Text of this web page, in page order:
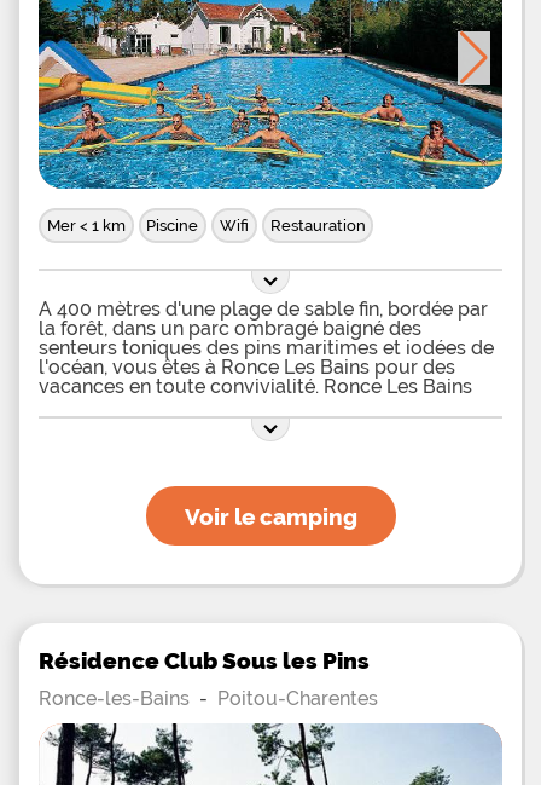
Mer < 1 km Piscine Wifi Restauration
A 400 mètres d'une plage de sable fin, bordée par
la forêt, dans un parc ombragé baigné des
senteurs toniques des pins maritimes et iodées de
l'océan, vous êtes à Ronce Les Bains pour des
vacances en toute convivialité. Ronce Les Bains
environnantes, Oléron, le célèbre Fort Boyard, La
Rochelle, et plus au sud, Royan. Le pays charentais
gastronomie locale : huîtres de Marennes, Pineau
des Charente et Cognac. Toutes les activités
nautiques s'offrent à vous et, à proximité du
village, une forêt de 6000 hectares vous invite à
Voir le camping
Résidence Club Sous les Pins
Ronce-les-Bains - Poitou-Charentes